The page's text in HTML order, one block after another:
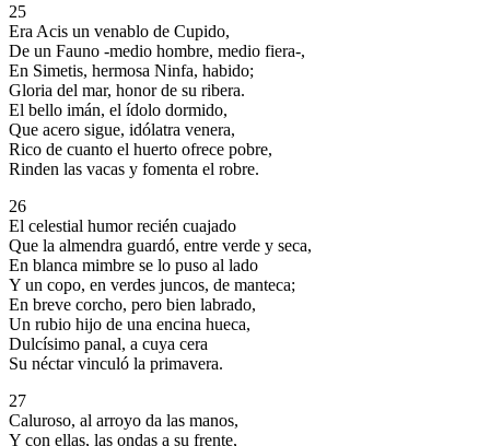
25
Era Acis un venablo de Cupido,
De un Fauno -medio hombre, medio fiera-,
En Simetis, hermosa Ninfa, habido;
Gloria del mar, honor de su ribera.
El bello imán, el ídolo dormido,
Que acero sigue, idólatra venera,
Rico de cuanto el huerto ofrece pobre,
Rinden las vacas y fomenta el robre.
26
El celestial humor recién cuajado
Que la almendra guardó, entre verde y seca,
En blanca mimbre se lo puso al lado
Y un copo, en verdes juncos, de manteca;
En breve corcho, pero bien labrado,
Un rubio hijo de una encina hueca,
Dulcísimo panal, a cuya cera
Su néctar vinculó la primavera.
27
Caluroso, al arroyo da las manos,
Y con ellas, las ondas a su frente,